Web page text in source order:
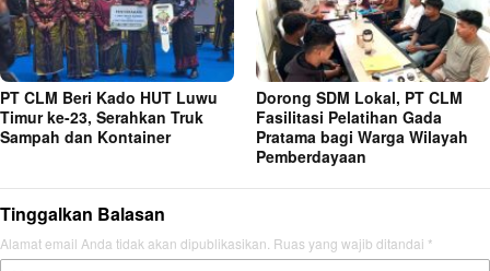
PT CLM Beri Kado HUT Luwu
Timur ke-23, Serahkan Truk
Sampah dan Kontainer
Dorong SDM Lokal, PT CLM
Fasilitasi Pelatihan Gada
Pratama bagi Warga Wilayah
Pemberdayaan
Tinggalkan Balasan
Alamat email Anda tidak akan dipublikasikan. Ruas yang wajib ditandai *